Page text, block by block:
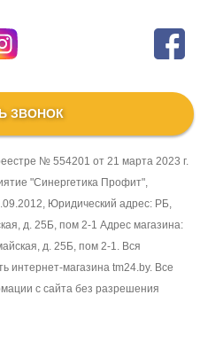
ЗВОНОК
№ 554201 от 21 марта 2023 г.
"Синергетика Профит",
Юридический адрес: РБ,
д. 25Б, пом 2-1 Адрес магазина:
д. 25Б, пом 2-1. Вся
интернет-магазина tm24.by. Все
с сайта без разрешения